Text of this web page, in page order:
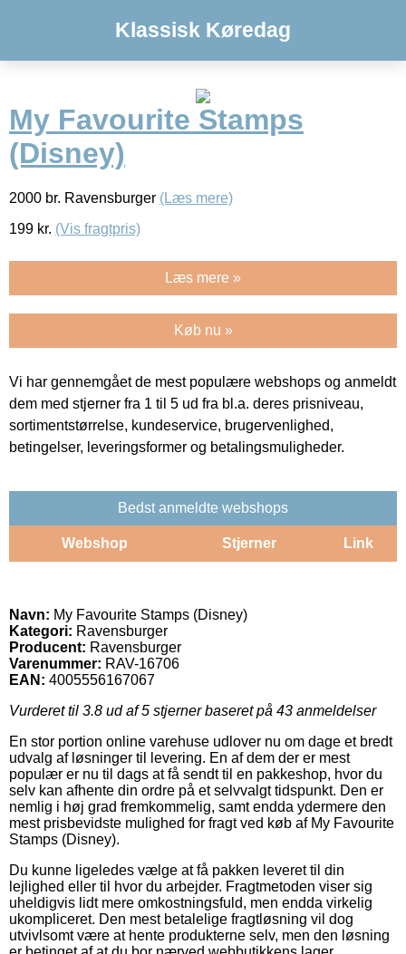
Klassisk Køredag
My Favourite Stamps
(Disney)
2000 br. Ravensburger (Læs mere)
199 kr. (Vis fragtpris)
Læs mere »
Køb nu »
Vi har gennemgået de mest populære webshops og anmeldt
dem med stjerner fra 1 til 5 ud fra bl.a. deres prisniveau,
sortimentstørrelse, kundeservice, brugervenlighed,
betingelser, leveringsformer og betalingsmuligheder.
Bedst anmeldte webshops
Webshop Stjerner Link
Navn: My Favourite Stamps (Disney)
Kategori: Ravensburger
Producent: Ravensburger
Varenummer: RAV-16706
EAN: 4005556167067
Vurderet til 3.8 ud af 5 stjerner baseret på 43 anmeldelser
En stor portion online varehuse udlover nu om dage et bredt
udvalg af løsninger til levering. En af dem der er mest
populær er nu til dags at få sendt til en pakkeshop, hvor du
selv kan afhente din ordre på et selvvalgt tidspunkt. Den er
nemlig i høj grad fremkommelig, samt endda ydermere den
mest prisbevidste mulighed for fragt ved køb af My Favourite
Stamps (Disney).
Du kunne ligeledes vælge at få pakken leveret til din
lejlighed eller til hvor du arbejder. Fragtmetoden viser sig
uheldigvis lidt mere omkostningsfuld, men endda virkelig
ukompliceret. Den mest betalelige fragtløsning vil dog
utvivlsomt være at hente produkterne selv, men den løsning